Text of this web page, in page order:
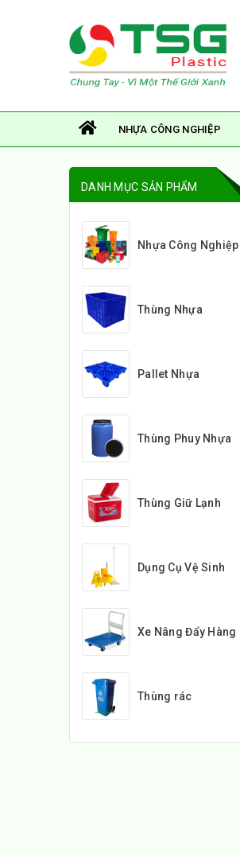
NHỰA CÔNG NGHIỆP
DANH MỤC SẢN PHẨM
Nhựa Công Nghiệp
Thùng Nhựa
Pallet Nhựa
Thùng Phuy Nhựa
Thùng Giữ Lạnh
Dụng Cụ Vệ Sinh
Xe Nâng Đẩy Hàng
Thùng rác